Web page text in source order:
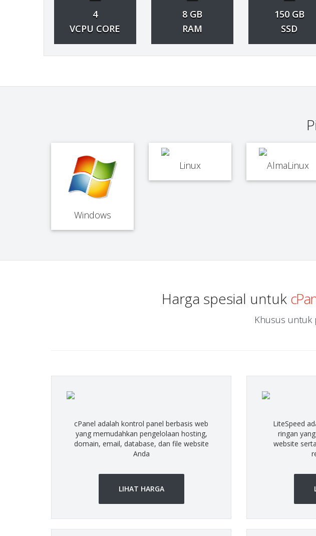
4
VCPU CORE
8 GB
RAM
150 GB
SSD
Windows
Linux AlmaLinux
Harga spesial untuk
Khusus untuk
cPanel adalah kontrol panel berbasis web
yang memudahkan pengelolaan hosting,
domain, email, database, dan file website
Anda
LIHAT HARGA
LiteSpeed
ringan
website